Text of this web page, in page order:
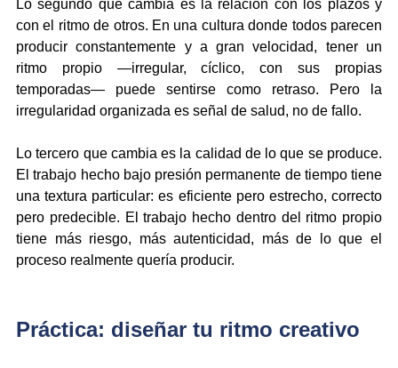
Lo segundo que cambia es la relación con los plazos y
con el ritmo de otros. En una cultura donde todos parecen
producir constantemente y a gran velocidad, tener un
ritmo propio —irregular, cíclico, con sus propias
temporadas— puede sentirse como retraso. Pero la
irregularidad organizada es señal de salud, no de fallo.
Lo tercero que cambia es la calidad de lo que se produce.
El trabajo hecho bajo presión permanente de tiempo tiene
una textura particular: es eficiente pero estrecho, correcto
pero predecible. El trabajo hecho dentro del ritmo propio
tiene más riesgo, más autenticidad, más de lo que el
proceso realmente quería producir.
Práctica: diseñar tu ritmo creativo